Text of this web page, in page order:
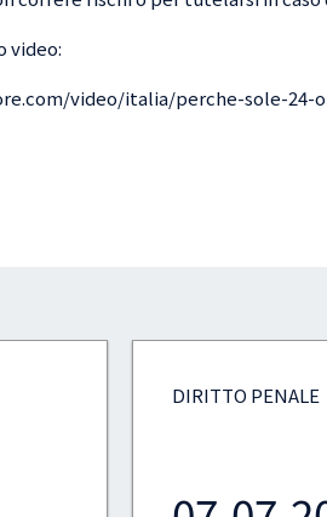
video:
video/italia/perche-sole-24-
DIRITTO